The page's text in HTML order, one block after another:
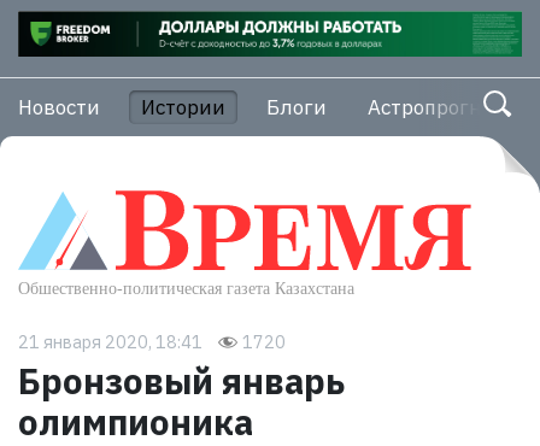
Новости Истории Блоги Астропрогноз
21 января 2020, 18:41 1720
Бронзовый январь
олимпионика